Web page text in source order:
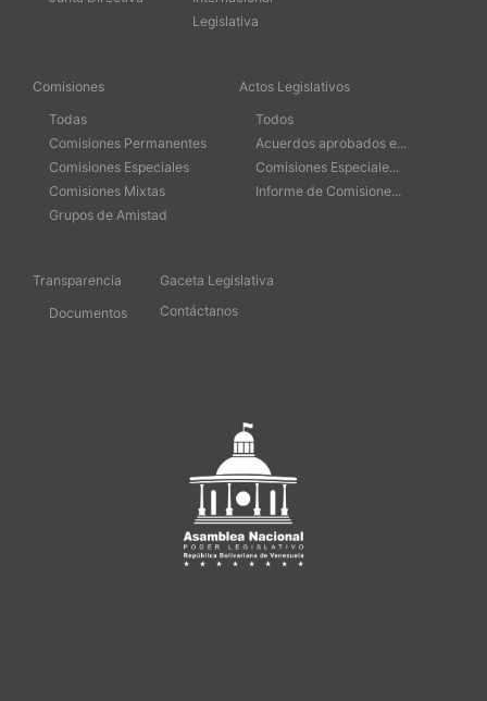
Legislativa
Comisiones
Todas
Comisiones Permanentes
Comisiones Especiales
Comisiones Mixtas
Grupos de Amistad
Actos Legislativos
Todos
Acuerdos aprobados e...
Comisiones Especiale...
Informe de Comisione...
Transparencia
Documentos
Gaceta Legislativa
Contáctanos